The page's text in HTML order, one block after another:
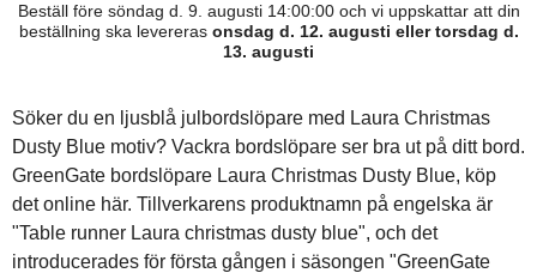
Beställ före söndag d. 9. augusti 14:00:00 och vi uppskattar att din
beställning ska levereras onsdag d. 12. augusti eller torsdag d.
13. augusti
Söker du en ljusblå julbordslöpare med Laura Christmas
Dusty Blue motiv? Vackra bordslöpare ser bra ut på ditt bord.
GreenGate bordslöpare Laura Christmas Dusty Blue, köp
det online här. Tillverkarens produktnamn på engelska är
"Table runner Laura christmas dusty blue", och det
introducerades för första gången i säsongen "GreenGate